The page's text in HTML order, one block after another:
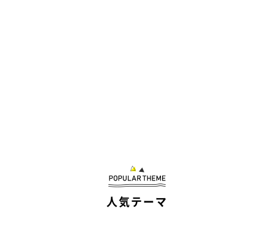
※この記事は投稿者さまに取材し、了承の上制作したものです。
2025年4月時点の情報であり、現在と異なる場合があります。
人気テーマ